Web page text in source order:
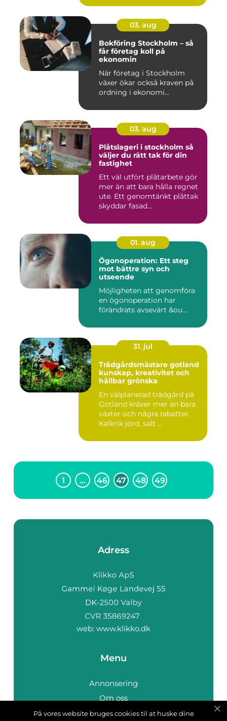
03. aug
Bokföring Stockholm – så
får företag koll på
ekonomin
När företag i Stockholm
växer ökar också kraven på
ordning i ekonomi...
03. aug
Plåtslageri i stockholm så
väljer du rätt tak för din
fastighet
Ett väl utfört plåtarbete gör
mer än att bara hålla regnet
ute. Ett genomtänkt plåttak
skyddar fasad...
01. aug
Ögonoperation: Ett steg
mot bättre syn och
utseende
Möjligheten att genomföra
en ögonoperation har
förändrats avsevärt &ou...
31. jul
Trädgårdsmästare gotland
kunskap, kreativitet och
hållbar grönska
En välplanerad trädgård på
Gotland kräver mer än bara
växter och några rabatter.
Kalkrik jord, salt ...
1 … 46 47 48 49
Adress
web: www.klikko.dk
Menu
Annonsering
Om oss
Cookies
På vores website bruges cookies til at huske dine